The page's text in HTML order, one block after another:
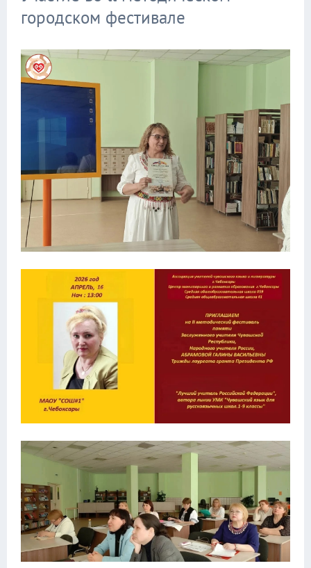
городском фестивале